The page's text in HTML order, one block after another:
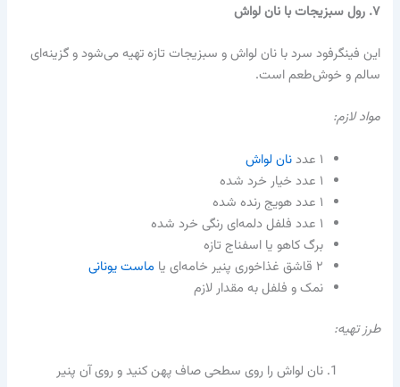
۷. رول سبزیجات با نان لواش
این فینگرفود سرد با نان لواش و سبزیجات تازه تهیه می‌شود و گزینه‌ای
سالم و خوش‌طعم است.
مواد لازم:
۱ عدد
نان لواش
۱ عدد خیار خرد شده
۱ عدد هویج رنده شده
۱ عدد فلفل دلمه‌ای رنگی خرد شده
برگ کاهو یا اسفناج تازه
۲ قاشق غذاخوری پنیر خامه‌ای یا
ماست یونانی
نمک و فلفل به مقدار لازم
طرز تهیه:
نان لواش را روی سطحی صاف پهن کنید و روی آن پنیر